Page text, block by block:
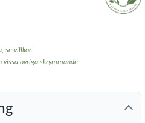
se villkor.
vissa övriga skrymmande